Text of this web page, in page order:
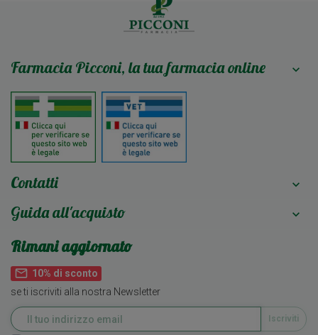
Farmacia Picconi, la tua farmacia online 
Contatti 
Guida all'acquisto 
Rimani aggiornato
mail_outline 10% di sconto
se ti iscriviti alla nostra Newsletter